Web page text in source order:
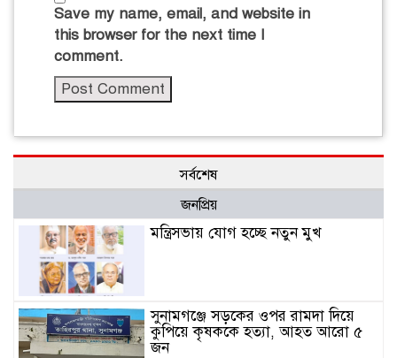
Save my name, email, and website in
this browser for the next time I
comment.
সর্বশেষ
জনপ্রিয়
মন্ত্রিসভায় যোগ হচ্ছে নতুন মুখ
সুনামগঞ্জে সড়কের ওপর রামদা দিয়ে
কুপিয়ে কৃষককে হত্যা, আহত আরো ৫
জন